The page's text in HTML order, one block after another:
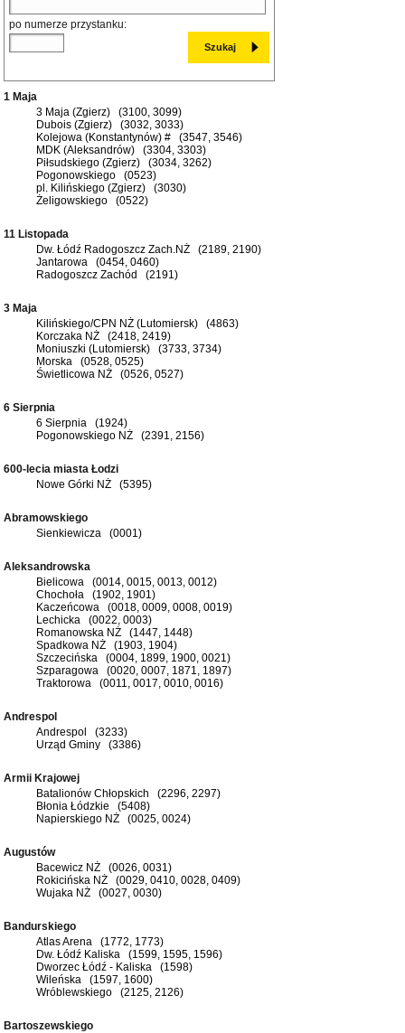
po numerze przystanku:
1 Maja
3 Maja (Zgierz) (3100, 3099)
Dubois (Zgierz) (3032, 3033)
Kolejowa (Konstantynów) # (3547, 3546)
MDK (Aleksandrów) (3304, 3303)
Piłsudskiego (Zgierz) (3034, 3262)
Pogonowskiego (0523)
pl. Kilińskiego (Zgierz) (3030)
Żeligowskiego (0522)
11 Listopada
Dw. Łódź Radogoszcz Zach.NŻ (2189, 2190)
Jantarowa (0454, 0460)
Radogoszcz Zachód (2191)
3 Maja
Kilińskiego/CPN NŻ (Lutomiersk) (4863)
Korczaka NŻ (2418, 2419)
Moniuszki (Lutomiersk) (3733, 3734)
Morska (0528, 0525)
Świetlicowa NŻ (0526, 0527)
6 Sierpnia
6 Sierpnia (1924)
Pogonowskiego NŻ (2391, 2156)
600-lecia miasta Łodzi
Nowe Górki NŻ (5395)
Abramowskiego
Sienkiewicza (0001)
Aleksandrowska
Bielicowa (0014, 0015, 0013, 0012)
Chochoła (1902, 1901)
Kaczeńcowa (0018, 0009, 0008, 0019)
Lechicka (0022, 0003)
Romanowska NŻ (1447, 1448)
Spadkowa NŻ (1903, 1904)
Szczecińska (0004, 1899, 1900, 0021)
Szparagowa (0020, 0007, 1871, 1897)
Traktorowa (0011, 0017, 0010, 0016)
Andrespol
Andrespol (3233)
Urząd Gminy (3386)
Armii Krajowej
Batalionów Chłopskich (2296, 2297)
Błonia Łódzkie (5408)
Napierskiego NŻ (0025, 0024)
Augustów
Bacewicz NŻ (0026, 0031)
Rokicińska NŻ (0029, 0410, 0028, 0409)
Wujaka NŻ (0027, 0030)
Bandurskiego
Atlas Arena (1772, 1773)
Dw. Łódź Kaliska (1599, 1595, 1596)
Dworzec Łódź - Kaliska (1598)
Wileńska (1597, 1600)
Wróblewskiego (2125, 2126)
Bartoszewskiego